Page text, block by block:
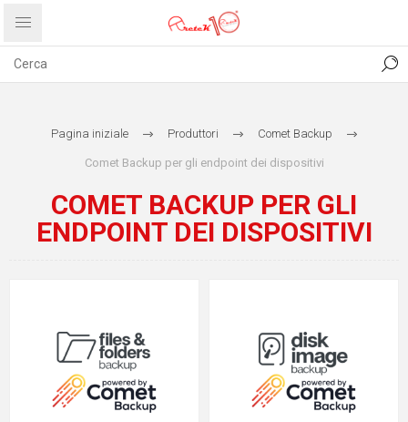
PRIVACY ABOUT US
Pagina iniziale Produttori Comet Backup
Comet Backup per gli endpoint dei dispositivi
COMET BACKUP PER GLI
ENDPOINT DEI DISPOSITIVI